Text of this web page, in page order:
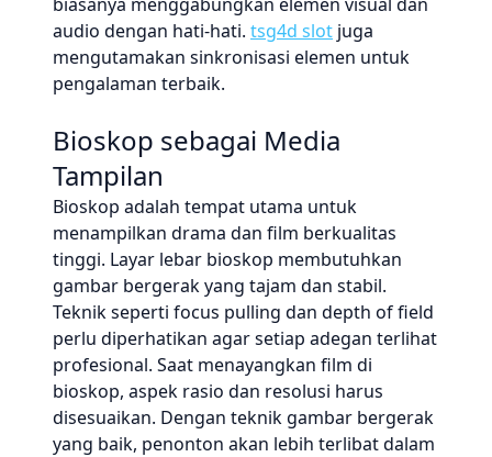
audio dengan hati-hati. tsg4d slot juga
mengutamakan sinkronisasi elemen untuk
pengalaman terbaik.
Bioskop sebagai Media
Tampilan
Bioskop adalah tempat utama untuk
menampilkan drama dan film berkualitas
tinggi. Layar lebar bioskop membutuhkan
gambar bergerak yang tajam dan stabil.
Teknik seperti focus pulling dan depth of field
perlu diperhatikan agar setiap adegan terlihat
profesional. Saat menayangkan film di
bioskop, aspek rasio dan resolusi harus
disesuaikan. Dengan teknik gambar bergerak
yang baik, penonton akan lebih terlibat dalam